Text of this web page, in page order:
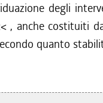
degli
, anche costituiti
quanto